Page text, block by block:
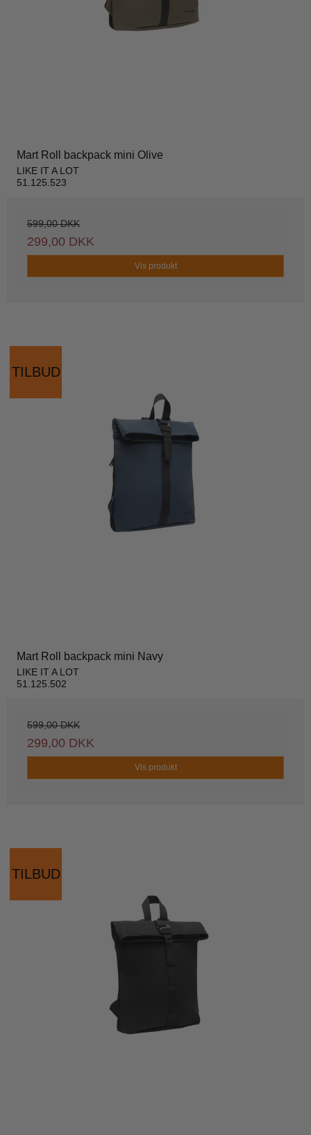
Mart Roll backpack mini Olive
LIKE IT A LOT
51.125.523
599,00 DKK
299,00 DKK
Vis produkt
TILBUD
Mart Roll backpack mini Navy
LIKE IT A LOT
51.125.502
599,00 DKK
299,00 DKK
Vis produkt
TILBUD